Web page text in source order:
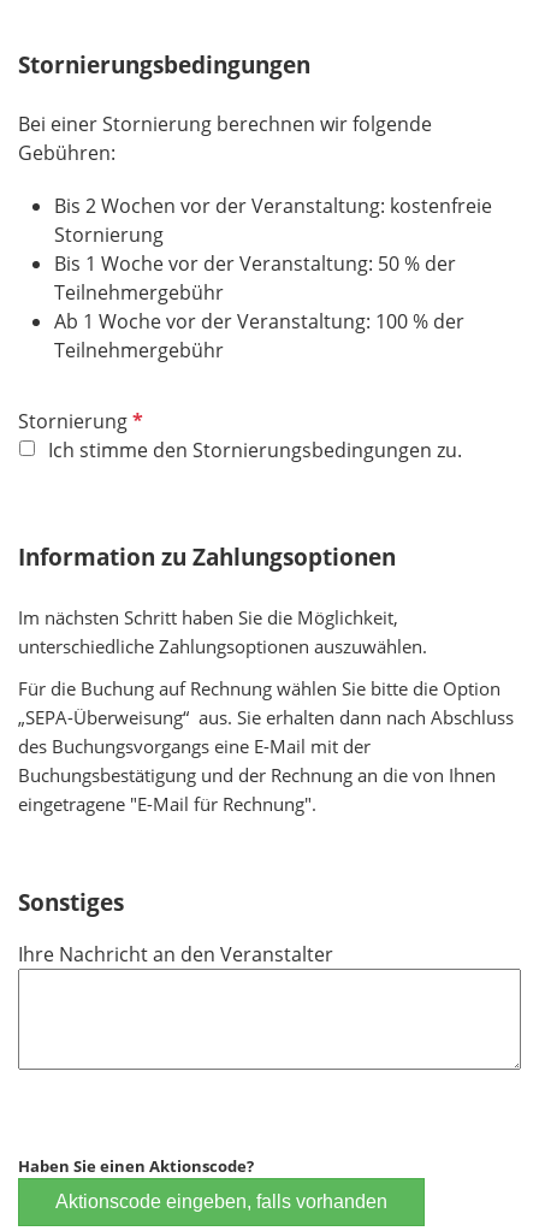
t
e
Stornierungsbedingungen
Bei einer Stornierung berechnen wir folgende
Gebühren:
Bis 2 Wochen vor der Veranstaltung: kostenfreie
Stornierung
Bis 1 Woche vor der Veranstaltung: 50 % der
Teilnehmergebühr
Ab 1 Woche vor der Veranstaltung: 100 % der
Teilnehmergebühr
StornierungP
f
h
f
e
l
d
Ich stimme den Stornierungsbedingungen zu.
Information zu Zahlungsoptionen
Im nächsten Schritt haben Sie die Möglichkeit,
unterschiedliche Zahlungsoptionen auszuwählen.
Für die Buchung auf Rechnung wählen Sie bitte die Option
„SEPA-Überweisung“ aus. Sie erhalten dann nach Abschluss
des Buchungsvorgangs eine E-Mail mit der
Buchungsbestätigung und der Rechnung an die von Ihnen
eingetragene "E-Mail für Rechnung".
Sonstiges
Ihre Nachricht an den Veranstalter
Haben Sie einen Aktionscode?
Aktionscode eingeben, falls vorhanden